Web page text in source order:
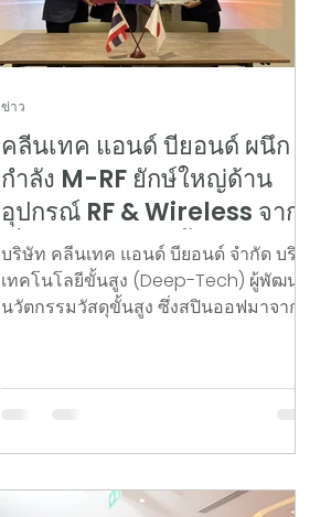
คลีนเทค แอนด์ บียอนด์ ผนึก
กำลัง M-RF ยักษ์ใหญ่ด้าน
อุปกรณ์ RF & Wireless จาก
ญี่ปุ่น ลงนามแต่งตั้งตัวแทน
จำหน่าย เดินหน้าบุกตลาด
นวัตกรรมฉลากวัดอุณหภูมิ
บริษัท คลีนเทค แอนด์ บียอนด์ จำกัด บริษัท
เทคโนโลยีขั้นสูง (Deep-Tech) ผู้พัฒนา
นวัตกรรมวัสดุขั้นสูง ซึ่งสปินออฟมาจาก
การลงนามในสัญญาแต่งตั้ง บริษัท M-RF
นวัตกรรมตรวจวัดอุณหภูมิไร้สายเข้าสู่
ข่าว